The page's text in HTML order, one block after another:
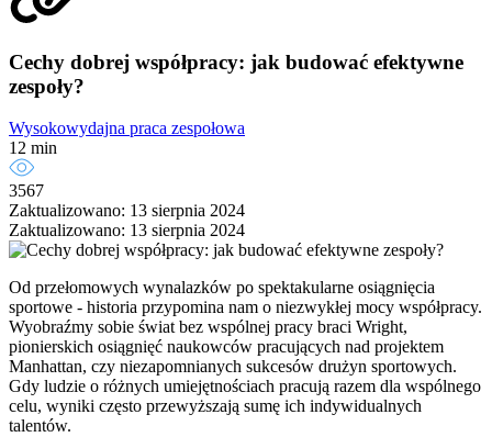
Cechy dobrej współpracy: jak budować efektywne
zespoły?
Wysokowydajna praca zespołowa
12 min
3567
Zaktualizowano: 13 sierpnia 2024
Zaktualizowano: 13 sierpnia 2024
Od przełomowych wynalazków po spektakularne osiągnięcia
sportowe - historia przypomina nam o niezwykłej mocy współpracy.
Wyobraźmy sobie świat bez wspólnej pracy braci Wright,
pionierskich osiągnięć naukowców pracujących nad projektem
Manhattan, czy niezapomnianych sukcesów drużyn sportowych.
Gdy ludzie o różnych umiejętnościach pracują razem dla wspólnego
celu, wyniki często przewyższają sumę ich indywidualnych
talentów.